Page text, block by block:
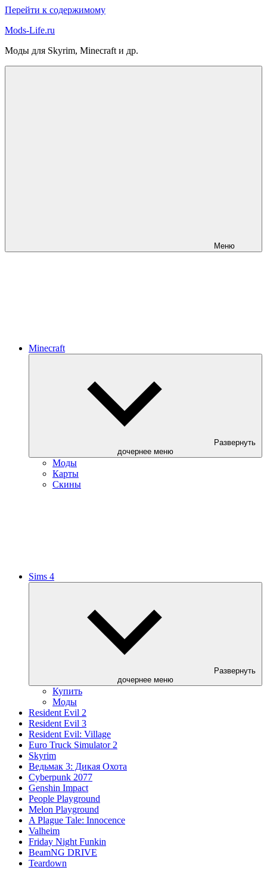
Перейти к содержимому
Mods-Life.ru
Моды для Skyrim, Minecraft и др.
Меню
Minecraft
Развернуть
дочернее меню
Моды
Карты
Скины
Sims 4
Развернуть
дочернее меню
Купить
Моды
Resident Evil 2
Resident Evil 3
Resident Evil: Village
Euro Truck Simulator 2
Skyrim
Ведьмак 3: Дикая Охота
Cyberpunk 2077
Genshin Impact
People Playground
Melon Playground
A Plague Tale: Innocence
Valheim
Friday Night Funkin
BeamNG DRIVE
Teardown